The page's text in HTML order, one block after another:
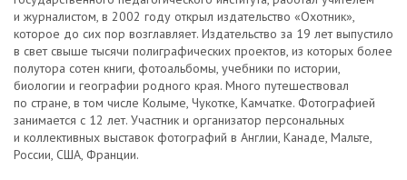
и журналистом, в 2002 году открыл издательство «Охотник»,
которое до сих пор возглавляет. Издательство за 19 лет выпустило
в свет свыше тысячи полиграфических проектов, из которых более
полутора сотен книги, фотоальбомы, учебники по истории,
биологии и географии родного края. Много путешествовал
по стране, в том числе Колыме, Чукотке, Камчатке. Фотографией
занимается с 12 лет. Участник и организатор персональных
и коллективных выставок фотографий в Англии, Канаде, Мальте,
России, США, Франции.